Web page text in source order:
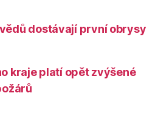
dostávají první obrysy
kraje platí opět zvýšené